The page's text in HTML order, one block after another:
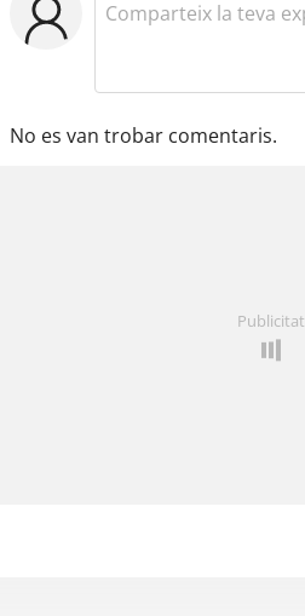
No es van trobar comentaris.
Publicitat